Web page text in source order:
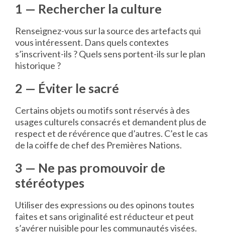
1 — Rechercher la culture
Renseignez-vous sur la source des artefacts qui
vous intéressent. Dans quels contextes
s’inscrivent-ils ? Quels sens portent-ils sur le plan
historique ?
2 — Éviter le sacré
Certains objets ou motifs sont réservés à des
usages culturels consacrés et demandent plus de
respect et de révérence que d’autres. C’est le cas
de la coiffe de chef des Premières Nations.
3 — Ne pas promouvoir de
stéréotypes
Utiliser des expressions ou des opinons toutes
faites et sans originalité est réducteur et peut
s’avérer nuisible pour les communautés visées.